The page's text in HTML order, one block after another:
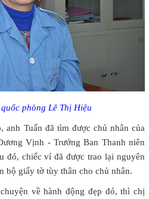
phòng Lê Thị Hiệu
anh Tuấn đã tìm được chủ nhân của
Vịnh - Trưởng Ban Thanh niên
đó, chiếc ví đã được trao lại nguyên
bộ giấy tờ tùy thân cho chủ nhân.
về hành động đẹp đó, thì chị